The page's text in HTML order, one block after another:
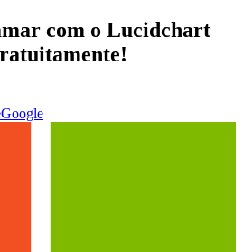
com o Lucidchart
Google